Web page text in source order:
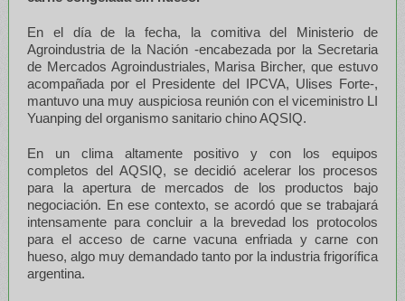
En el día de la fecha, la comitiva del Ministerio de
Agroindustria de la Nación -encabezada por la Secretaria
de Mercados Agroindustriales, Marisa Bircher, que estuvo
acompañada por el Presidente del IPCVA, Ulises Forte-,
mantuvo una muy auspiciosa reunión con el viceministro LI
Yuanping del organismo sanitario chino AQSIQ.
En un clima altamente positivo y con los equipos
completos del AQSIQ, se decidió acelerar los procesos
para la apertura de mercados de los productos bajo
negociación. En ese contexto, se acordó que se trabajará
intensamente para concluir a la brevedad los protocolos
para el acceso de carne vacuna enfriada y carne con
hueso, algo muy demandado tanto por la industria frigorífica
argentina.